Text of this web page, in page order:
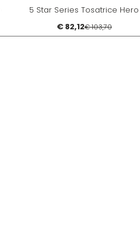
5 Star Series Tosatrice Hero
€ 82,12€ 103,70